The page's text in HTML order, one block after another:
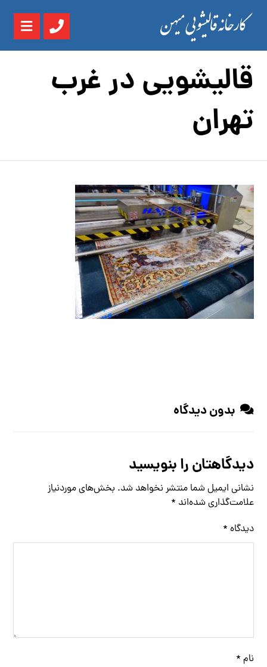
قالیشویی در غرب
تهران
بدون دیدگاه
دیدگاهتان را بنویسید
نشانی ایمیل شما منتشر نخواهد شد. بخش‌های موردنیاز
علامت‌گذاری شده‌اند *
دیدگاه *
نام *